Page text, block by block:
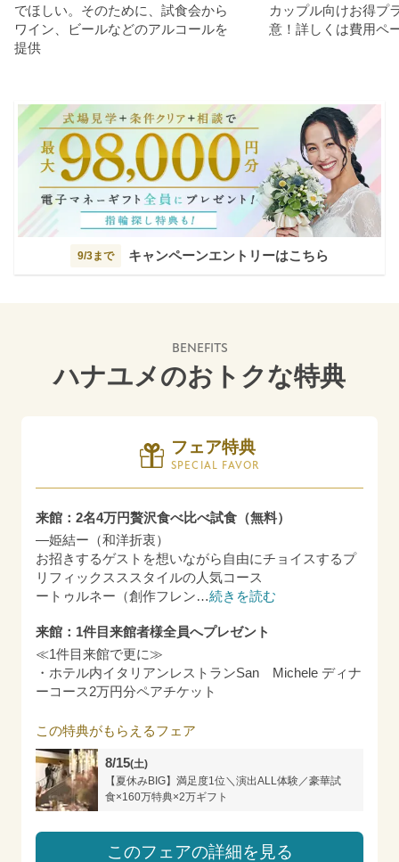
でほしい。そのために、試食会から
ワイン、ビールなどのアルコールを
提供
カップル向けお得プ
意！詳しくは費用ペ
9/3まで キャンペーンエントリーはこちら
BENEFITS
ハナユメのおトクな特典
フェア特典
SPECIAL FAVOR
来館：2名4万円贅沢食べ比べ試食（無料）
―姫結ー（和洋折衷）
お招きするゲストを想いながら自由にチョイスするプ
リフィックスススタイルの人気コース
ートゥルネー（創作フレン…続きを読む
来館：1件目来館者様全員へプレゼント
≪1件目来館で更に≫
・ホテル内イタリアンレストランSan Michele ディナ
ーコース2万円分ペアチケット
この特典がもらえるフェア
8/15(土)
【夏休みBIG】満足度1位＼演出ALL体験／豪華試
食×160万特典×2万ギフト
このフェアの詳細を見る